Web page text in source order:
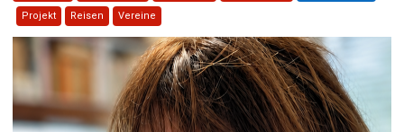
Projekt Reisen Vereine